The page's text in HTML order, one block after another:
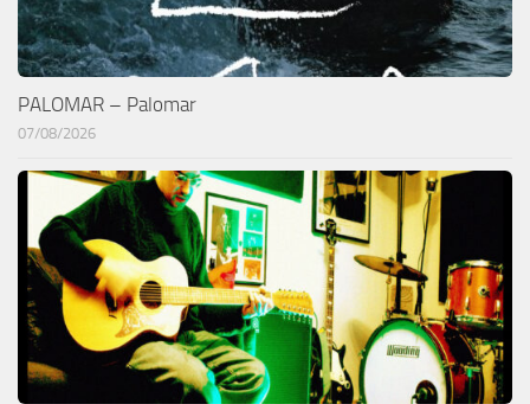
PALOMAR – Palomar
07/08/2026